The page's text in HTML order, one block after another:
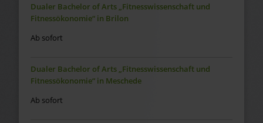
Dualer Bachelor of Arts „Fitnesswissenschaft und
Fitnessökonomie“ in Brilon
Ab sofort
Dualer Bachelor of Arts „Fitnesswissenschaft und
Fitnessökonomie“ in Meschede
Ab sofort